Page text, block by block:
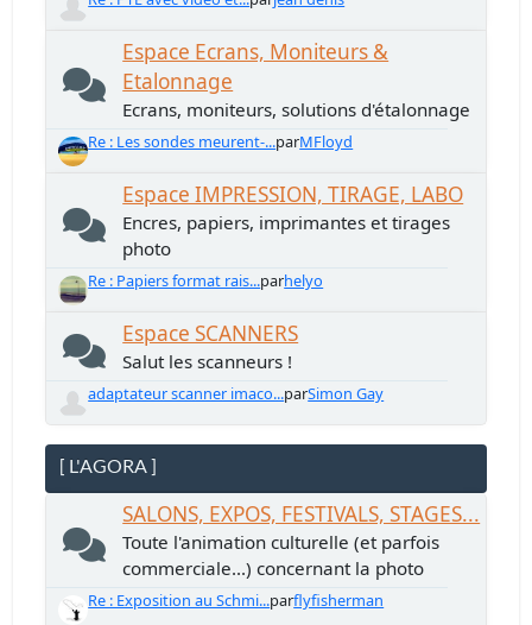
Espace Ecrans, Moniteurs &
Etalonnage
Ecrans, moniteurs, solutions d'étalonnage
Re : Les sondes meurent-...parMFloyd
Espace IMPRESSION, TIRAGE, LABO
Encres, papiers, imprimantes et tirages
photo
Re : Papiers format rais...parhelyo
Espace SCANNERS
Salut les scanneurs !
adaptateur scanner imaco...parSimon Gay
[ L'AGORA ]
SALONS, EXPOS, FESTIVALS, STAGES...
Toute l'animation culturelle (et parfois
commerciale...) concernant la photo
Re : Exposition au Schmi...parflyfisherman